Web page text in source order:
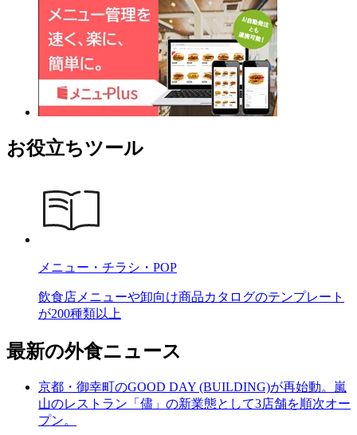
お役立ちツール
メニュー・チラシ・POP
飲食店メニューや卸向け商品カタログのテンプレート
が200種類以上
最新の外食ニュース
京都・御幸町のGOOD DAY (BUILDING)が再始動。嵐
山のレストラン「儘」の新業態として3店舗を順次オー
プン。